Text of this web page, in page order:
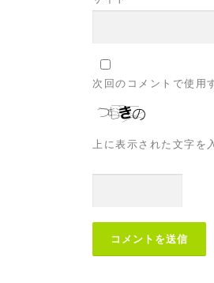
次回のコメントで使用
上に表示された文字を